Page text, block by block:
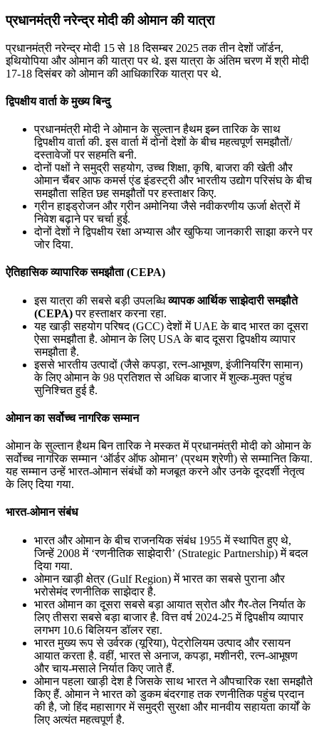
प्रधानमंत्री नरेन्‍द्र मोदी की ओमान की यात्रा
प्रधानमंत्री नरेन्‍द्र मोदी 15 से 18 दिसम्बर 2025 तक तीन देशों जॉर्डन,
इथियोपिया और ओमान की यात्रा पर थे. इस यात्रा के अंतिम चरण में श्री मोदी
17-18 दिसंबर को ओमान की आधिकारिक यात्रा पर थे.
द्विपक्षीय वार्ता के मुख्य बिन्दु
प्रधानमंत्री मोदी ने ओमान के सुल्‍तान हैथम इब्‍न तारिक के साथ
द्विपक्षीय वार्ता की. इस वार्ता में दोनों देशों के बीच महत्वपूर्ण समझौतों/
दस्तावेजों पर सहमति बनी.
दोनों पक्षों ने समुद्री सहयोग, उच्च शिक्षा, कृषि, बाजरा की खेती और
ओमान चैंबर आफ कमर्स एंड इंडस्ट्री और भारतीय उद्योग परिसंघ के बीच
समझौता सहित छह समझौतों पर हस्ताक्षर किए.
ग्रीन हाइड्रोजन और ग्रीन अमोनिया जैसे नवीकरणीय ऊर्जा क्षेत्रों में
निवेश बढ़ाने पर चर्चा हुई.
दोनों देशों ने द्विपक्षीय रक्षा अभ्यास और खुफिया जानकारी साझा करने पर
जोर दिया.
ऐतिहासिक व्यापारिक समझौता (CEPA)
इस यात्रा की सबसे बड़ी उपलब्धिव्यापक आर्थिक साझेदारी समझौते
(CEPA)पर हस्ताक्षर करना रहा.
यह खाड़ी सहयोग परिषद (GCC) देशों में UAE के बाद भारत का दूसरा
ऐसा समझौता है. ओमान के लिए USA के बाद दूसरा द्विपक्षीय व्यापार
समझौता है.
इससे भारतीय उत्पादों (जैसे कपड़ा, रत्न-आभूषण, इंजीनियरिंग सामान)
के लिए ओमान के 98 प्रतिशत से अधिक बाजार में शुल्क-मुक्त पहुंच
सुनिश्चित हुई है.
ओमान का सर्वोच्च नागरिक सम्मान
ओमान के सुल्तान हैथम बिन तारिक ने मस्‍कत में प्रधानमंत्री मोदी को ओमान के
सर्वोच्च नागरिक सम्मान ‘ऑर्डर ऑफ ओमान’ (प्रथम श्रेणी) से सम्मानित किया.
यह सम्मान उन्हें भारत-ओमान संबंधों को मजबूत करने और उनके दूरदर्शी नेतृत्व
के लिए दिया गया.
भारत-ओमान संबंध
भारत और ओमान के बीच राजनयिक संबंध 1955 में स्थापित हुए थे,
जिन्हें 2008 में ‘रणनीतिक साझेदारी’ (Strategic Partnership) में बदल
दिया गया.
ओमान खाड़ी क्षेत्र (Gulf Region) में भारत का सबसे पुराना और
भरोसेमंद रणनीतिक साझेदार है.
भारत ओमान का दूसरा सबसे बड़ा आयात स्रोत और गैर-तेल निर्यात के
लिए तीसरा सबसे बड़ा बाजार है. वित्त वर्ष 2024-25 में द्विपक्षीय व्यापार
लगभग 10.6 बिलियन डॉलर रहा.
भारत मुख्य रूप से उर्वरक (यूरिया), पेट्रोलियम उत्पाद और रसायन
आयात करता है. वहीं, भारत से अनाज, कपड़ा, मशीनरी, रत्न-आभूषण
और चाय-मसाले निर्यात किए जाते हैं.
ओमान पहला खाड़ी देश है जिसके साथ भारत ने औपचारिक रक्षा समझौते
किए हैं. ओमान ने भारत को डुकम बंदरगाह तक रणनीतिक पहुंच प्रदान
की है, जो हिंद महासागर में समुद्री सुरक्षा और मानवीय सहायता कार्यों के
लिए अत्यंत महत्वपूर्ण है.